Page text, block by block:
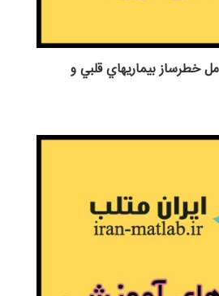
خطرساز بيماريهاي قلبي و